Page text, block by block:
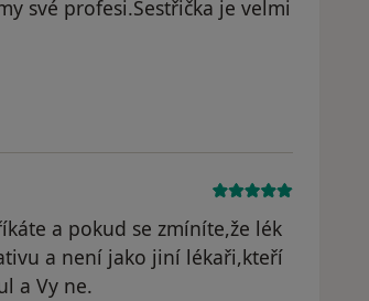
své profesi.Sestřička je velmi
a pokud se zmíníte,že lék
a není jako jiní lékaři,kteří
a Vy ne.